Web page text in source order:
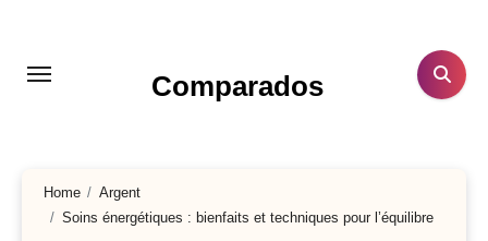
contenu
Comparados
Home
Argent
Soins énergétiques : bienfaits et techniques pour l’équilibre